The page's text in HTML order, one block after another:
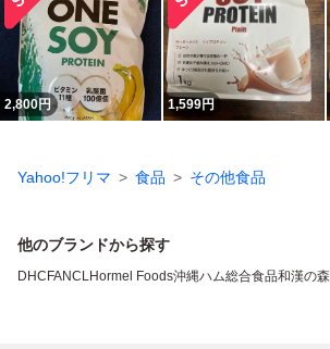
2,800円 1,599円
Yahoo!フリマ 食品 その他食品
他のブランドから探す
DHC FANCLHormel Foods沖縄ハム総合食品和漢の森